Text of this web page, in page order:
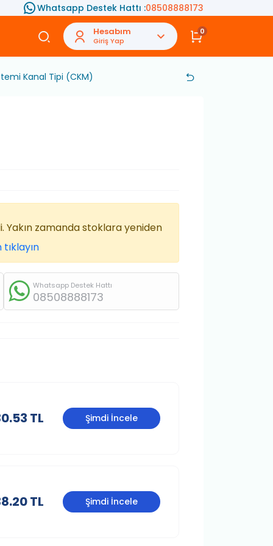
Whatsapp Destek Hattı :08508888173
Hesabım
Giriş Yap
0
Kanal Tipi (CKM)
Yakın zamanda stoklara yeniden
Whatsapp Destek Hattı
08508888173
TL Şimdi İncele
TL Şimdi İncele